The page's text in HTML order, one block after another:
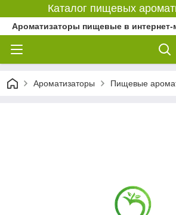
Каталог пищевых
Ароматизаторы пищевые в интернет-
Ароматизаторы Пищевые